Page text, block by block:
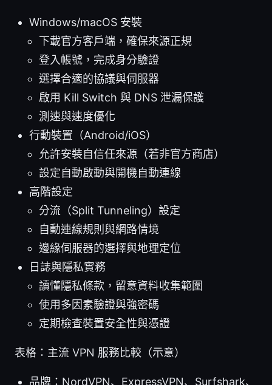
Windows/macOS 安裝
下載官方客戶端，確保來源正規
登入帳號，完成身分驗證
選擇合適的協議與伺服器
啟用 Kill Switch 與 DNS 泄漏保護
測速與速度優化
行動裝置（Android/iOS）
允許安裝自信任來源（若非官方商店）
設定自動啟動與開機自動連線
高階設定
分流（Split Tunneling）設定
自動連線規則與網路情境
邊緣伺服器的選擇與地理定位
日誌與隱私實務
讀懂隱私條款，留意資料收集範圍
使用多因素驗證與強密碼
定期檢查裝置安全性與憑證
表格：主流 VPN 服務比較（示意）
品牌：NordVPN、ExpressVPN、Surfshark、